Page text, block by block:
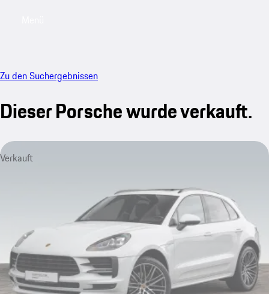
Zu den Suchergebnissen
Dieser Porsche wurde verkauft.
Verkauft